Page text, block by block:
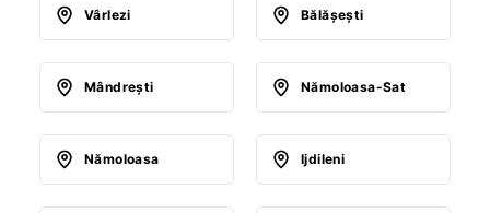
Vârlezi Bălăşeşti
Mândreşti Nămoloasa-Sat
Nămoloasa Ijdileni